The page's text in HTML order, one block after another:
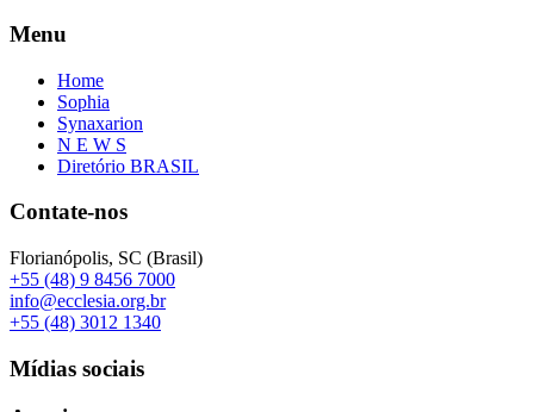
Menu
Home
Sophia
Synaxarion
N E W S
Diretório BRASIL
Contate-nos
Florianópolis, SC (Brasil)
+55 (48) 9 8456 7000
info@ecclesia.org.br
+55 (48) 3012 1340
Mídias sociais